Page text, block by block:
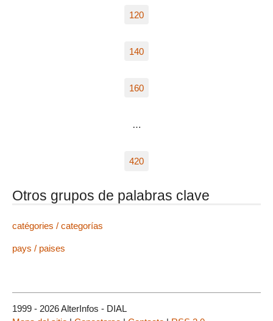
120
140
160
…
420
Otros grupos de palabras clave
catégories / categorías
pays / paises
1999 - 2026 AlterInfos - DIAL